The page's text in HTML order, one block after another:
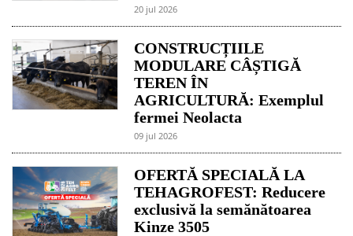
20 jul 2026
CONSTRUCȚIILE
MODULARE CÂȘTIGĂ
TEREN ÎN
AGRICULTURĂ: Exemplul
fermei Neolacta
09 jul 2026
OFERTĂ SPECIALĂ LA
TEHAGROFEST: Reducere
exclusivă la semănătoarea
Kinze 3505